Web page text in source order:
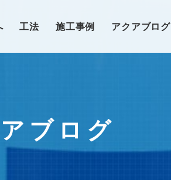
工法 施工事例 アクアブログ
ブログ